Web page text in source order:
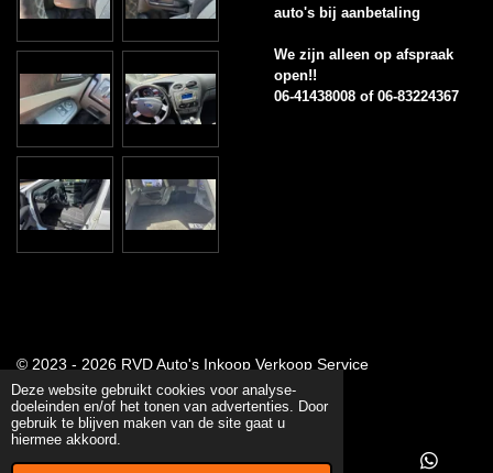
Deze website gebruikt cookies voor analyse-
doeleinden en/of het tonen van advertenties. Door
gebruik te blijven maken van de site gaat u
hiermee akkoord.
auto's bij aanbetaling
We zijn alleen op afspraak
open!!
06-41438008 of 06-83224367
© 2023 - 2026 RVD Auto's Inkoop Verkoop Service
Powered byJouwWeb